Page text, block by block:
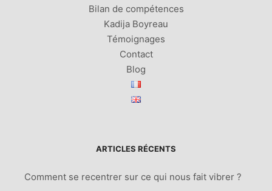
Bilan de compétences
Kadija Boyreau
Témoignages
Contact
Blog
ARTICLES RÉCENTS
Comment se recentrer sur ce qui nous fait vibrer ?